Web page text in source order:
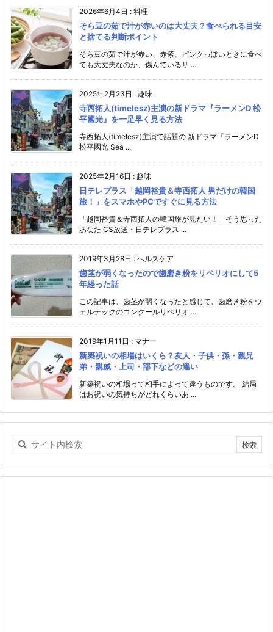
2026年6月4日 : 料理
そら豆の茹で汁が赤いのは大丈夫？食べられる目安
と捨てる判断ポイント
そら豆の茹で汁が赤い、赤紫、ピンクっぽいときに食べ
ても大丈夫なのか、傷んでいるサ ...
2025年2月23日 : 趣味
寺西拓人(timelesz)主演の新ドラマ『ラーメンD 松
平國光』を一足早く見る方法
寺西拓人(timelesz)主演で話題の 新ドラマ『ラーメンD
松平國光 Sea ...
2025年2月16日 : 趣味
日テレプラス「越岡裕貴＆寺西拓人 男だけの韓国
旅！」をスマホやPCですぐに見る方法
「越岡裕貴＆寺西拓人の韓国旅が見たい！」そう思った
あなた CS放送・日テレプラス ...
2019年3月28日 : ヘルスケア
歯茎が弱くなったので歯磨き粉をリペリオにして5
年経った話
この記事は、歯茎が弱くなったと感じて、歯磨き粉をウ
ェルテックのコンクールリペリオ ...
2019年1月11日 : マナー
新築祝いの相場はいくら？友人・子供・孫・親兄
弟・親戚・上司・部下などの違い
新築祝いの相場って相手によって違うものです。 結局
はお祝いの気持ちがどれくらいあ ...